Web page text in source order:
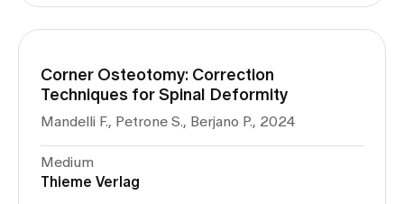
Corner Osteotomy: Correction
Techniques for Spinal Deformity
Mandelli F., Petrone S., Berjano P., 2024
Medium
Thieme Verlag